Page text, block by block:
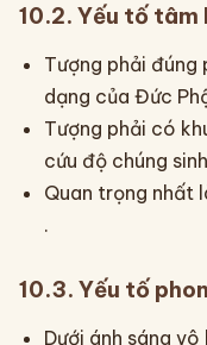
10.2. Yếu tố tâm
Tượng phải
dạng của Đức
Tượng phải có
cứu độ chúng
Quan trọng nhất
.
10.3. Yếu tố
Dưới ánh sáng